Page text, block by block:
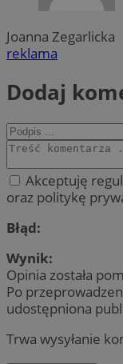
Joanna Zegarlicka
reklama
Dodaj
Akceptuję
oraz politykę
Błąd:
Wynik:
Opinia została
Po
udostępniona
Trwa wysyłanie